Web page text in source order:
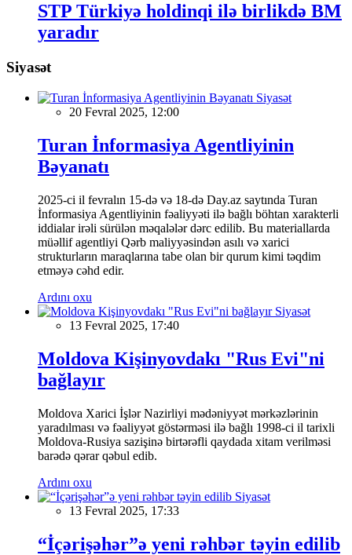
STP Türkiyə holdinqi ilə birlikdə BM
yaradır
Siyasət
Siyasət
20 Fevral 2025, 12:00
Turan İnformasiya Agentliyinin
Bəyanatı
2025-ci il fevralın 15-də və 18-də Day.az saytında Turan
İnformasiya Agentliyinin fəaliyyəti ilə bağlı böhtan xarakterli
iddialar irəli sürülən məqalələr dərc edilib. Bu materiallarda
müəllif agentliyi Qərb maliyyəsindən asılı və xarici
strukturların maraqlarına tabe olan bir qurum kimi təqdim
etməyə cəhd edir.
Ardını oxu
Siyasət
13 Fevral 2025, 17:40
Moldova Kişinyovdakı "Rus Evi"ni
bağlayır
Moldova Xarici İşlər Nazirliyi mədəniyyət mərkəzlərinin
yaradılması və fəaliyyət göstərməsi ilə bağlı 1998-ci il tarixli
Moldova-Rusiya sazişinə birtərəfli qaydada xitam verilməsi
barədə qərar qəbul edib.
Ardını oxu
Siyasət
13 Fevral 2025, 17:33
“İçərişəhər”ə yeni rəhbər təyin edilib